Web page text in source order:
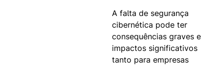
A falta de segurança
cibernética pode ter
consequências graves e
impactos significativos
tanto para empresas